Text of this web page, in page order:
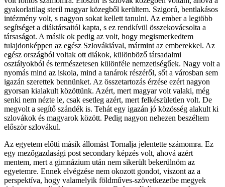
gyakorlatilag steril magyar közegből kerültem. Szigorú, bentlakásos
intézmény volt, s nagyon sokat kellett tanulni. Az ember a legtöbb
segítséget a diáktársaitól kapta, s ez rendkívül összekovácsolta a
társaságot. A másik ok pedig az volt, hogy megismerkedtem
tulajdonképpen az egész Szlovákiával, mármint az emberekkel. Az
egész országból voltak ott diákok, különböző társadalmi
osztályokból és természetesen különféle nemzetiségűek. Nagy volt a
nyomás mind az iskola, mind a tanárok részéről, sőt a városban sem
igazán szerettek bennünket. Az összetartozás érzése ezért nagyon
gyorsan kialakult közöttünk. Azért, mert magyar volt valaki, még
senki nem nézte le, csak esetleg azért, mert felkészületlen volt. De
megvolt a segítő szándék is. Tehát egy igazán jó közösség alakult ki
szlovákok és magyarok között. Pedig nagyon nehezen beszéltem
először szlovákul.
Az egyetem előtti másik állomást Tornalja jelentette számomra. Ez
egy mezőgazdasági post secondary képzés volt, ahová azért
mentem, mert a gimnázium után nem sikerült bekerülnöm az
egyetemre. Ennek elvégzése nem okozott gondot, viszont az a
perspektíva, hogy valamelyik földműves-szövetkezetbe megyek